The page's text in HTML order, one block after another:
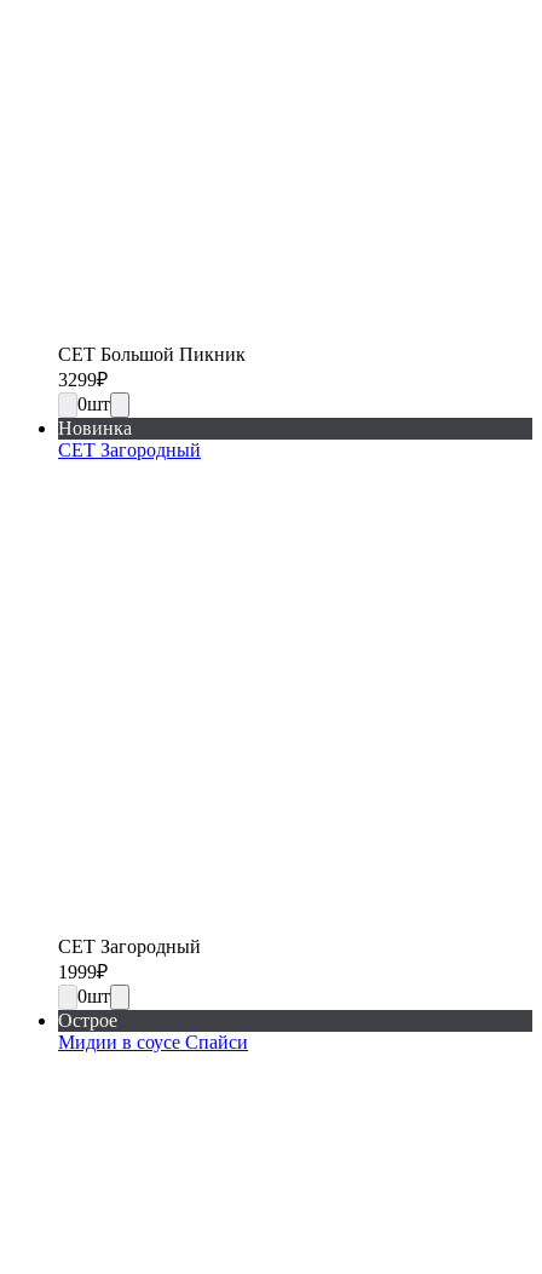
СЕТ Большой Пикник
3299₽
0шт
Новинка
СЕТ Загородный
СЕТ Загородный
1999₽
0шт
Острое
Мидии в соусе Спайси